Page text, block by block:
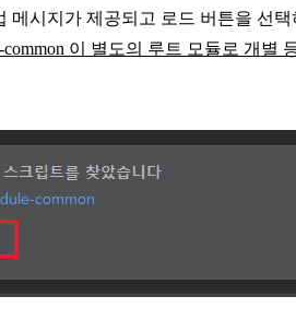
메시지가 제공되고 로드 버튼을 선택
common 이 별도의 루트 모듈로 개별